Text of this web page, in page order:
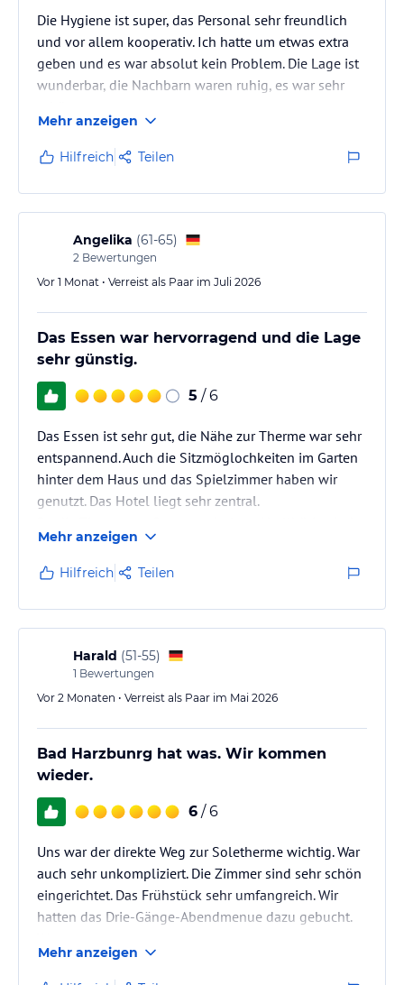
Die Hygiene ist super, das Personal sehr freundlich
und vor allem kooperativ. Ich hatte um etwas extra
geben und es war absolut kein Problem. Die Lage ist
wunderbar, die Nachbarn waren ruhig, es war sehr
Mehr anzeigen
Hilfreich Teilen
Angelika (61-65)
2 Bewertungen
Vor 1 Monat • Verreist als Paar im Juli 2026
Das Essen war hervorragend und die Lage
sehr günstig.
5 / 6
Das Essen ist sehr gut, die Nähe zur Therme war sehr
entspannend. Auch die Sitzmöglochkeiten im Garten
hinter dem Haus und das Spielzimmer haben wir
genutzt. Das Hotel liegt sehr zentral.
fehlt eine Klimaanlage, um in der Nacht gut schlafen
zu können.
Das Personal war freundlich.
Mehr anzeigen
Hilfreich Teilen
Harald (51-55)
1 Bewertungen
Vor 2 Monaten • Verreist als Paar im Mai 2026
Bad Harzbunrg hat was. Wir kommen
wieder.
6 / 6
Uns war der direkte Weg zur Soletherme wichtig. War
auch sehr unkompliziert. Die Zimmer sind sehr schön
eingerichtet. Das Frühstück sehr umfangreich. Wir
hatten das Drie-Gänge-Abendmenue dazu gebucht.
Mehr anzeigen